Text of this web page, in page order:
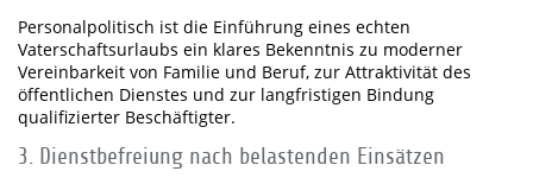
Personalpolitisch ist die Einführung eines echten
Vaterschaftsurlaubs ein klares Bekenntnis zu moderner
Vereinbarkeit von Familie und Beruf, zur Attraktivität des
öffentlichen Dienstes und zur langfristigen Bindung
qualifizierter Beschäftigter.
3. Dienstbefreiung nach belastenden Einsätzen